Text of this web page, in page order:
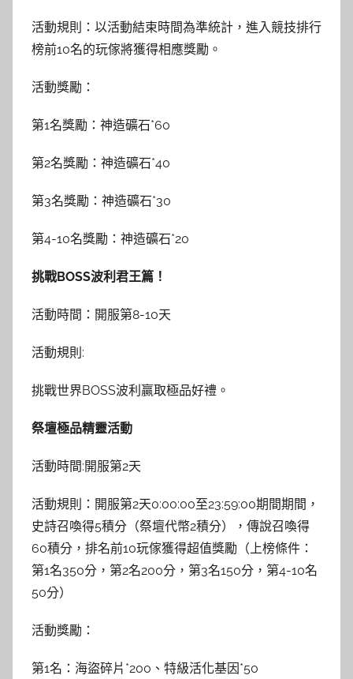
活動規則：以活動結束時間為準統計，進入競技排行
榜前10名的玩傢將獲得相應獎勵。
活動獎勵：
第1名獎勵：神造礦石*60
第2名獎勵：神造礦石*40
第3名獎勵：神造礦石*30
第4-10名獎勵：神造礦石*20
挑戰BOSS波利君王篇！
活動時間：開服第8-10天
活動規則:
挑戰世界BOSS波利贏取極品好禮。
祭壇極品精靈活動
活動時間:開服第2天
活動規則：開服第2天0:00:00至23:59:00期間期間，
史詩召喚得5積分（祭壇代幣2積分），傳說召喚得
60積分，排名前10玩傢獲得超值獎勵（上榜條件：
第1名350分，第2名200分，第3名150分，第4-10名
50分）
活動獎勵：
第1名：海盜碎片*200、特級活化基因*50